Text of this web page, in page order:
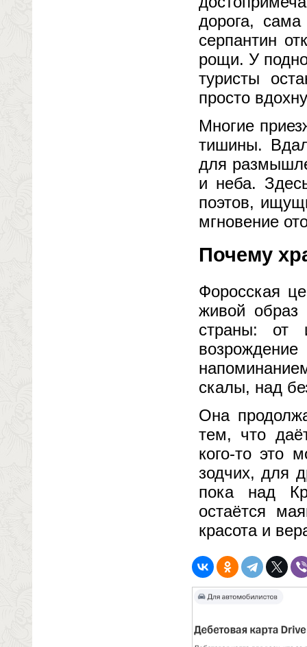
дорога,
серпантин
рощи. У
туристы
просто
Многие
тишины.
для
и неба.
поэтов,
мгновение
Почему
Форосская
живой образ
страны: от
скалы, над
Она
тем, что
кого-то это
зодчих, для
пока над
остаётся
красота и